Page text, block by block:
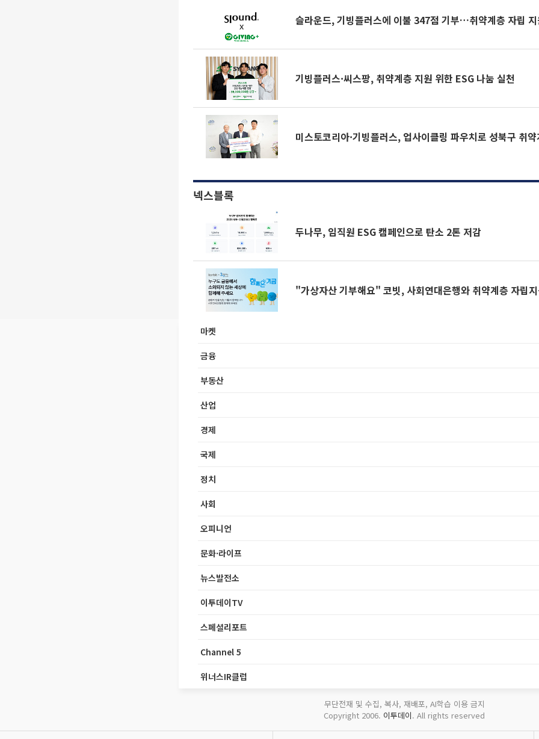
슬라운드, 기빙플러스에 이불 347점 기부…취약계층 자립
기빙플러스·씨스팡, 취약계층 지원 위한 ESG 나눔 실천
미스토코리아·기빙플러스, 업사이클링 파우치로 성북구 취
넥스블록
두나무, 임직원 ESG 캠페인으로 탄소 2톤 저감
"가상자산 기부해요" 코빗, 사회연대은행와 취약계층 자립
마켓
금융
부동산
산업
경제
국제
정치
사회
오피니언
문화·라이프
뉴스발전소
이투데이TV
스페셜리포트
Channel 5
위너스IR클럽
무단전재 및 수집, 복사, 재배포, AI학습 이용 금지
Copyright 2006. 이투데이. All rights reserved